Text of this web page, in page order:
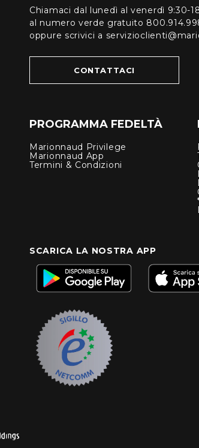
Chiamaci dal lunedì al venerdì 9:30-
al numero verde gratuito
oppure scrivici a
CONTATTACI
PROGRAMMA FEDELTÀ
Marionnaud Privilege
Marionnaud App
Termini & Condizioni
SCARICA LA NOSTRA APP